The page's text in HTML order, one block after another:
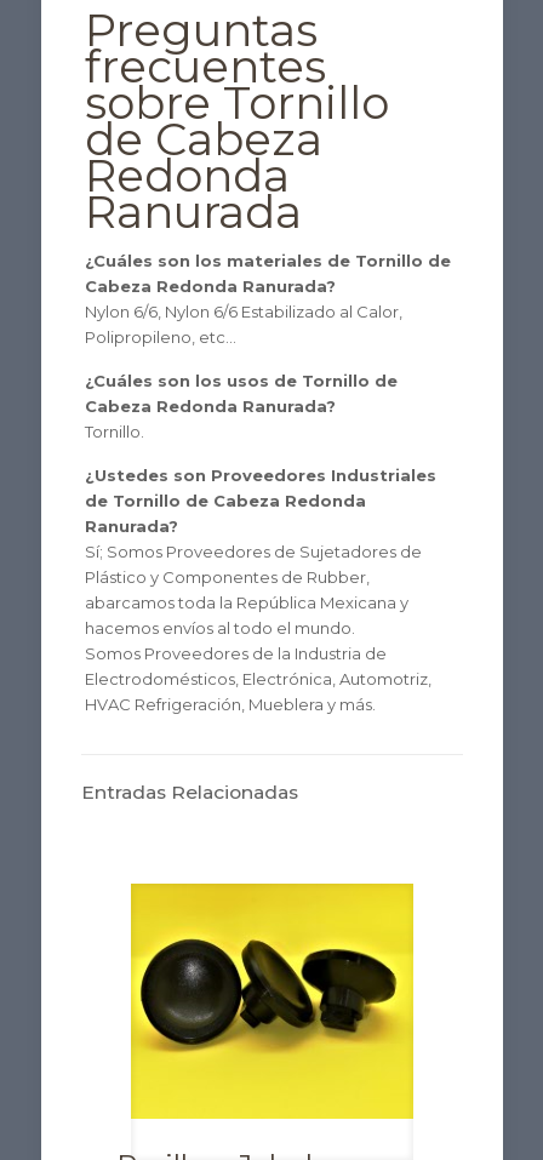
Preguntas
frecuentes
sobre Tornillo
de Cabeza
Redonda
Ranurada
¿Cuáles son los materiales de Tornillo de
Cabeza Redonda Ranurada?
Nylon 6/6, Nylon 6/6 Estabilizado al Calor,
Polipropileno, etc…
¿Cuáles son los usos de Tornillo de
Cabeza Redonda Ranurada?
Tornillo.
¿Ustedes son Proveedores Industriales
de Tornillo de Cabeza Redonda
Ranurada?
Sí; Somos Proveedores de Sujetadores de
Plástico y Componentes de Rubber,
abarcamos toda la República Mexicana y
hacemos envíos al todo el mundo.
Somos Proveedores de la Industria de
Electrodomésticos, Electrónica, Automotriz,
HVAC Refrigeración, Mueblera y más.
Entradas Relacionadas